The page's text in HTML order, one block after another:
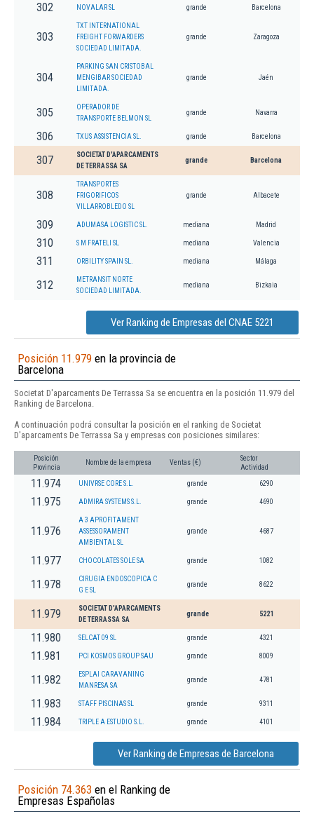
302 NOVALAR SL grande Barcelona
303
TXT INTERNATIONAL
FREIGHT FORWARDERS
SOCIEDAD LIMITADA.
grande Zaragoza
304
PARKING SAN CRISTOBAL
MENGIBAR SOCIEDAD
LIMITADA.
grande Jaén
305
OPERADOR DE
TRANSPORTE BELMON SL
grande Navarra
306 TXUS ASSISTENCIA SL. grande Barcelona
307
SOCIETAT D'APARCAMENTS
DE TERRASSA SA
grande Barcelona
308
TRANSPORTES
FRIGORIFICOS
VILLARROBLEDO SL
grande Albacete
309 ADUMASA LOGISTIC SL. mediana Madrid
310 S M FRATELI SL mediana Valencia
311 ORBILITY SPAIN SL. mediana Málaga
312
METRANSIT NORTE
SOCIEDAD LIMITADA.
mediana Bizkaia
Ver Ranking de Empresas del CNAE 5221
Posición 11.979 en la provincia de
Barcelona
Societat D'aparcaments De Terrassa Sa se encuentra en la posición 11.979 del
Ranking de Barcelona.
A continuación podrá consultar la posición en el ranking de Societat
D'aparcaments De Terrassa Sa y empresas con posiciones similares:
Posición
Provincia
Nombre de la empresa Ventas (€)
Sector
Actividad
11.974 UNIVRSE CORE S.L. grande 6290
11.975 ADMIRA SYSTEMS S.L. grande 4690
11.976
A 3 APROFITAMENT
ASSESSORAMENT
AMBIENTAL SL
grande 4687
11.977 CHOCOLATES SOLE SA grande 1082
11.978
CIRUGIA ENDOSCOPICA C
G E SL
grande 8622
11.979
SOCIETAT D'APARCAMENTS
DE TERRASSA SA
grande 5221
11.980 SELCAT 09 SL grande 4321
11.981 PCI KOSMOS GROUP SAU grande 8009
11.982
ESPLAI CARAVANING
MANRESA SA
grande 4781
11.983 STAFF PISCINAS SL grande 9311
11.984 TRIPLE A ESTUDIO S.L. grande 4101
Ver Ranking de Empresas de Barcelona
Posición 74.363 en el Ranking de
Empresas Españolas